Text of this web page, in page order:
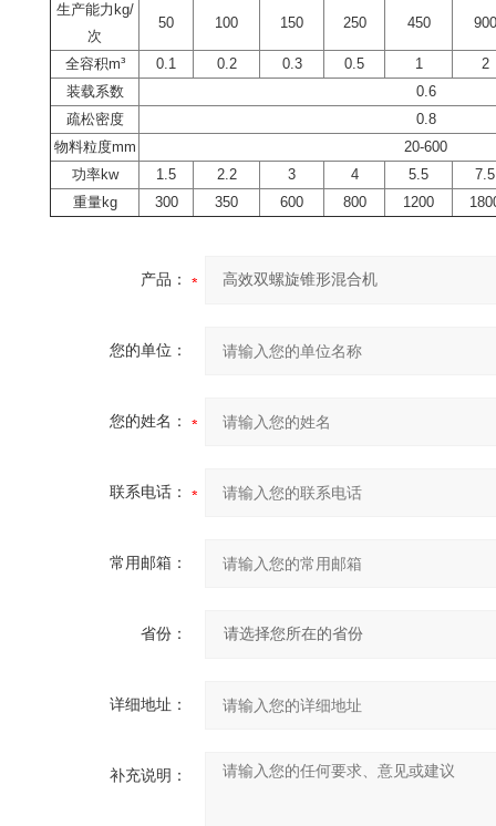
生产能力kg/
次
50 100 150 250 450 900
全容积m³ 0.1 0.2 0.3 0.5 1
2
装载系数
0.6
疏松密度
0.8
物料粒度mm
20-600
功率kw
1.5 2.2 3 4 5.5
7.5
重量kg
300 350 600 800 1200
产品：
您的单位：
您的姓名：
联系电话：
常用邮箱：
省份：
详细地址：
补充说明：